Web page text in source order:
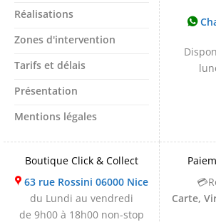
Réalisations
Zones d'intervention
Tarifs et délais
Présentation
Mentions légales
Boutique Click & Collect
63 rue Rossini 06000 Nice
du Lundi au vendredi
de 9h00 à 18h00 non-stop
Carte,